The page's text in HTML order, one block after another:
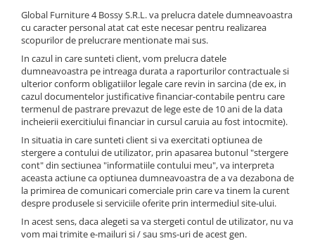
Global Furniture 4 Bossy S.R.L. va prelucra datele dumneavoastra
cu caracter personal atat cat este necesar pentru realizarea
scopurilor de prelucrare mentionate mai sus.
In cazul in care sunteti client, vom prelucra datele
dumneavoastra pe intreaga durata a raporturilor contractuale si
ulterior conform obligatiilor legale care revin in sarcina (de ex, in
cazul documentelor justificative financiar-contabile pentru care
termenul de pastrare prevazut de lege este de 10 ani de la data
incheierii exercitiului financiar in cursul caruia au fost intocmite).
In situatia in care sunteti client si va exercitati optiunea de
stergere a contului de utilizator, prin apasarea butonul "stergere
cont" din sectiunea "informatiile contului meu", va interpreta
aceasta actiune ca optiunea dumneavoastra de a va dezabona de
la primirea de comunicari comerciale prin care va tinem la curent
despre produsele si serviciile oferite prin intermediul site-ului.
In acest sens, daca alegeti sa va stergeti contul de utilizator, nu va
vom mai trimite e-mailuri si / sau sms-uri de acest gen.